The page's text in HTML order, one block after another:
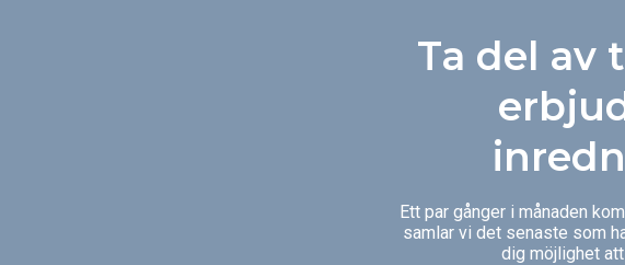
Ta del av
Ett par gånger i månaden
samlar vi det senaste som
dig möjlighet